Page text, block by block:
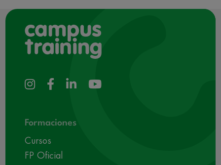
Formaciones
Cursos
FP Oficial